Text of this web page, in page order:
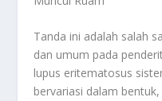
Tanda ini adalah salah
dan umum pada
lupus eritematosus
bervariasi dalam